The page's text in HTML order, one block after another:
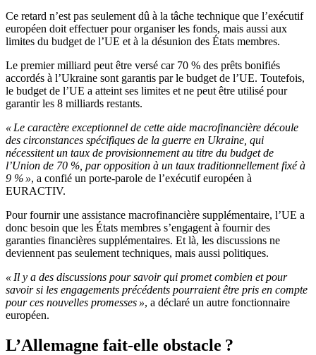
Ce retard n’est pas seulement dû à la tâche technique que l’exécutif
européen doit effectuer pour organiser les fonds, mais aussi aux
limites du budget de l’UE et à la désunion des États membres.
Le premier milliard peut être versé car 70 % des prêts bonifiés
accordés à l’Ukraine sont garantis par le budget de l’UE. Toutefois,
le budget de l’UE a atteint ses limites et ne peut être utilisé pour
garantir les 8 milliards restants.
« Le caractère exceptionnel de cette aide macrofinancière découle
des circonstances spécifiques de la guerre en Ukraine, qui
nécessitent un taux de provisionnement au titre du budget de
l’Union de 70 %, par opposition à un taux traditionnellement fixé à
9 % », a confié un porte-parole de l’exécutif européen à
EURACTIV.
Pour fournir une assistance macrofinancière supplémentaire, l’UE a
donc besoin que les États membres s’engagent à fournir des
garanties financières supplémentaires. Et là, les discussions ne
deviennent pas seulement techniques, mais aussi politiques.
« Il y a des discussions pour savoir qui promet combien et pour
savoir si les engagements précédents pourraient être pris en compte
pour ces nouvelles promesses », a déclaré un autre fonctionnaire
européen.
L’Allemagne fait-elle obstacle ?